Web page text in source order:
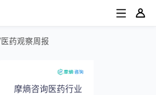
医药观察周报
摩熵咨询医药行业